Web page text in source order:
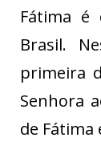
Fátima é
Brasil.
primeira
Senhora
de Fátima